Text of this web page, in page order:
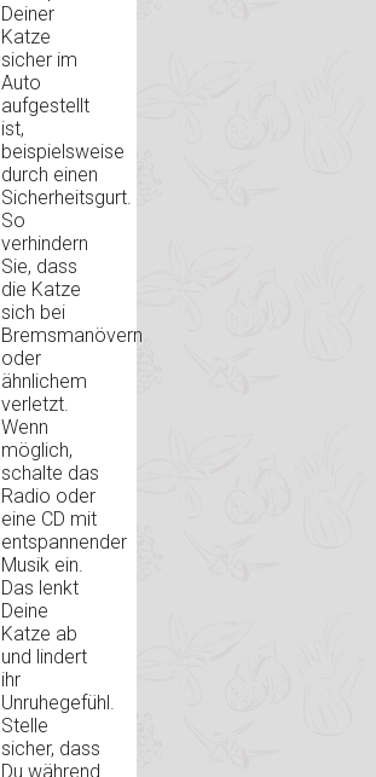
Deiner
Katze
sicher im
Auto
aufgestellt
ist,
beispielsweise
durch einen
Sicherheitsgurt.
So
verhindern
Sie, dass
die Katze
sich bei
Bremsmanövern
oder
ähnlichem
verletzt.
Wenn
möglich,
schalte das
Radio oder
eine CD mit
entspannender
Musik ein.
Das lenkt
Deine
Katze ab
und lindert
ihr
Unruhegefühl.
Stelle
sicher, dass
Du während